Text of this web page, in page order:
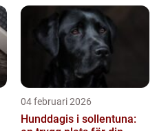
04 februari 2026
Hunddagis i sollentuna: